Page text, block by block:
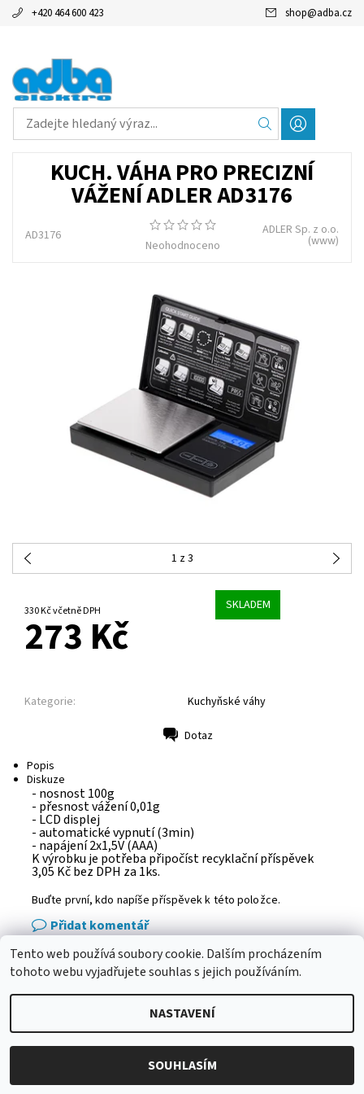
+420 464 600 423 shop@adba.cz
KUCH. VÁHA PRO PRECIZNÍ
VÁŽENÍ ADLER AD3176
AD3176
Neohodnoceno
ADLER Sp. z o.o.
(www)
1 z 3
330 Kč včetně DPH SKLADEM
273 Kč
Kategorie: Kuchyňské váhy
Dotaz
Popis
Diskuze
- nosnost 100g
- přesnost vážení 0,01g
- LCD displej
- automatické vypnutí (3min)
- napájení 2x1,5V (AAA)
K výrobku je potřeba připočíst recyklační příspěvek
3,05 Kč bez DPH za 1ks.
Buďte první, kdo napíše příspěvek k této položce.
Přidat komentář
eshop - elektrodvorak.cz
2026 © Adba.cz, všechna práva vyhrazena
Vytvořil Shoptet
Tento web používá soubory cookie. Dalším procházením
tohoto webu vyjadřujete souhlas s jejich používáním.
NASTAVENÍ
SOUHLASÍM